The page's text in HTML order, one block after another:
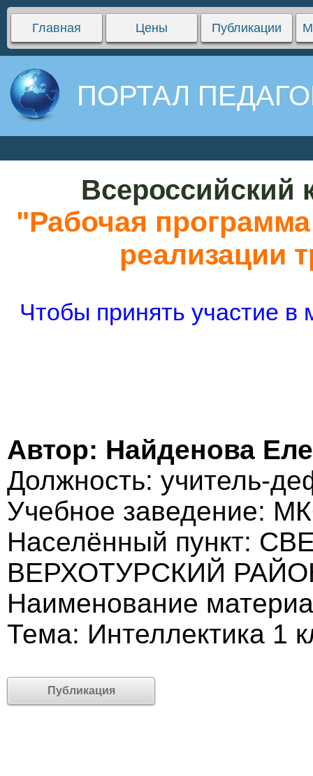
Главная Цены Публикации
ПОРТАЛ
Всероссийский
"Рабочая программа
реализации
Чтобы принять участие
Автор: Найденова
Должность: учитель-
Учебное заведение:
Населённый пункт:
ВЕРХОТУРСКИЙ
Наименование
Тема: Интеллектика 1
Публикация